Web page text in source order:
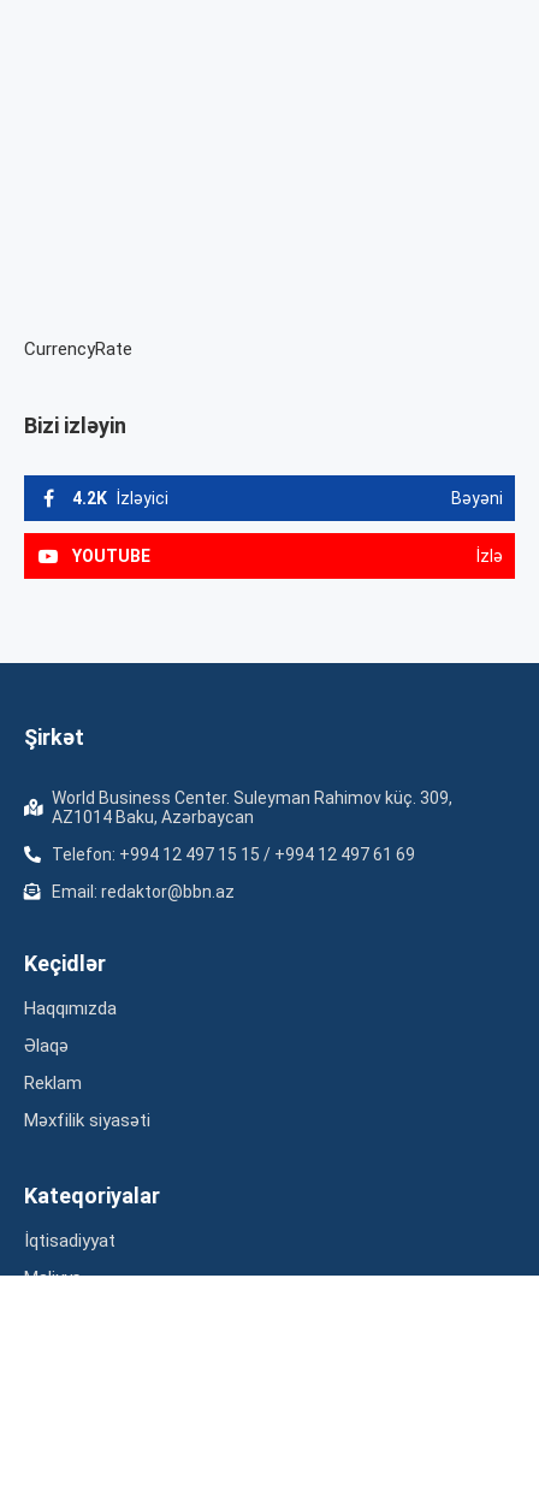
CurrencyRate
Bizi izləyin
4.2K İzləyici Bəyəni
YOUTUBE İzlə
Şirkət
World Business Center. Suleyman Rahimov küç. 309,
AZ1014 Baku, Azərbaycan
Telefon: +994 12 497 15 15 / +994 12 497 61 69
Email: redaktor@bbn.az
Keçidlər
Haqqımızda
Əlaqə
Reklam
Məxfilik siyasəti
Kateqoriyalar
İqtisadiyyat
Maliyyə